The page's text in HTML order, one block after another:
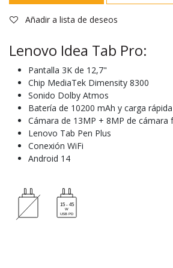
Añadir a lista de deseos
Lenovo Idea Tab Pro:
Pantalla 3K de 12,7"
Chip MediaTek Dimensity 8300
Sonido Dolby Atmos
Batería de 10200 mAh y carga
Cámara de 13MP + 8MP de cámara
Lenovo Tab Pen Plus
Conexión WiFi
Android 14